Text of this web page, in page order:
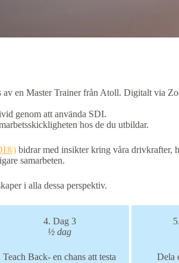
en Master Trainer från Atoll. Digitalt via
genom att använda SDI.
hos de du utbildar.
bidrar med insikter kring våra drivkrafter,
samarbeten.
i alla dessa perspektiv.
4. Dag 3
½ dag
Teach Back- en chans att testa
Dela